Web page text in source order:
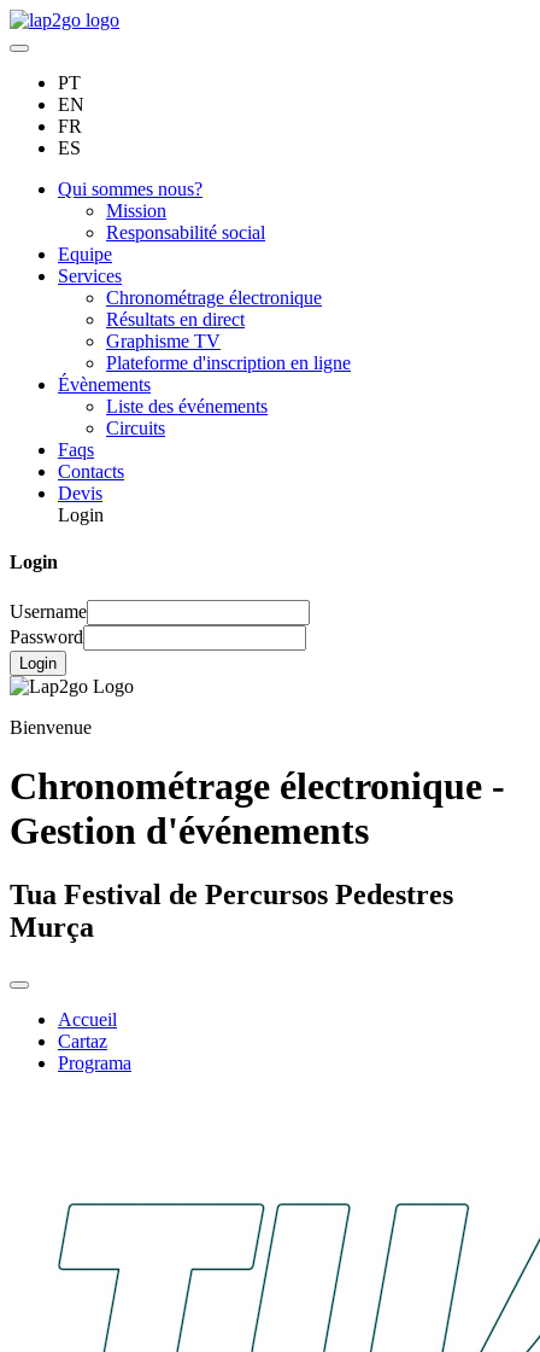
PT
EN
FR
ES
Qui sommes nous?
Mission
Responsabilité social
Equipe
Services
Chronométrage électronique
Résultats en direct
Graphisme TV
Plateforme d'inscription en ligne
Évènements
Liste des événements
Circuits
Faqs
Contacts
Devis
Login
Login
Username
Password
Login
Bienvenue
Chronométrage électronique -
Gestion d'événements
Tua Festival de Percursos Pedestres
Murça
Accueil
Cartaz
Programa